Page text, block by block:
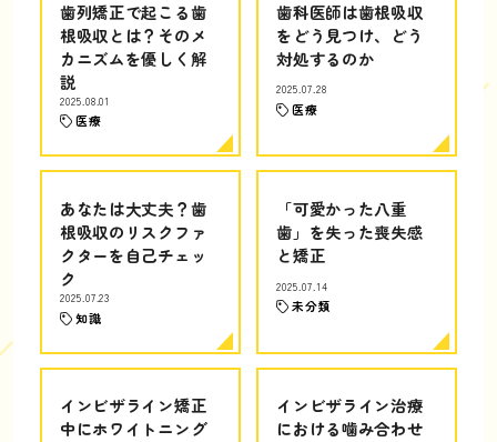
歯列矯正で起こる歯
根吸収とは？そのメ
カニズムを優しく解
説
2025.08.01
医療
歯科医師は歯根吸収
をどう見つけ、どう
対処するのか
2025.07.28
医療
あなたは大丈夫？歯
根吸収のリスクファ
クターを自己チェッ
ク
2025.07.23
知識
「可愛かった八重
歯」を失った喪失感
と矯正
2025.07.14
未分類
インビザライン矯正
中にホワイトニング
インビザライン治療
における噛み合わせ